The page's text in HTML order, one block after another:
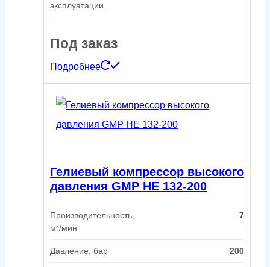
эксплуатации
Под заказ
Подробнее
Гелиевый компрессор высокого
давления GMP HE 132-200
Производительность,
м³/мин
7
Давление, бар 200